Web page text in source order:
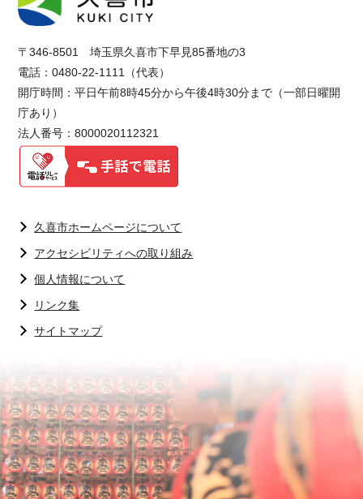
〒346-8501 埼玉県久喜市下早見85番地の3
電話：0480-22-1111（代表）
開庁時間：平日午前8時45分から午後4時30分まで（一部日曜開
庁あり）
法人番号：8000020112321
久喜市ホームページについて
アクセシビリティへの取り組み
個人情報について
リンク集
サイトマップ